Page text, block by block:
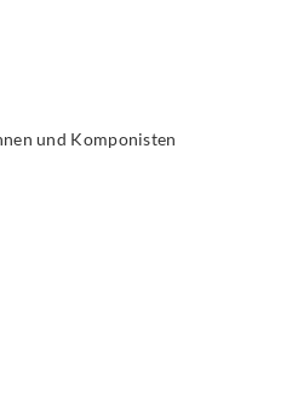
und Komponisten